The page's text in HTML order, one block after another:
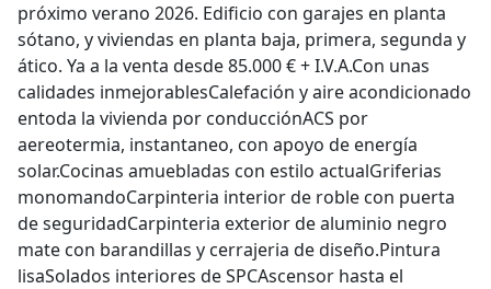
próximo verano 2026. Edificio con garajes en planta
sótano, y viviendas en planta baja, primera, segunda y
ático. Ya a la venta desde 85.000 € + I.V.A.Con unas
calidades inmejorablesCalefación y aire acondicionado
entoda la vivienda por conducciónACS por
aereotermia, instantaneo, con apoyo de energía
solar.Cocinas amuebladas con estilo actualGriferias
monomandoCarpinteria interior de roble con puerta
de seguridadCarpinteria exterior de aluminio negro
mate con barandillas y cerrajeria de diseño.Pintura
lisaSolados interiores de SPCAscensor hasta el